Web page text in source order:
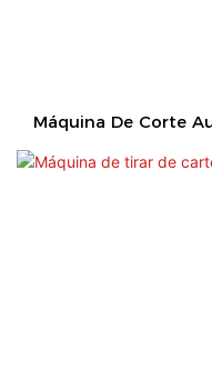
Máquina De Corte